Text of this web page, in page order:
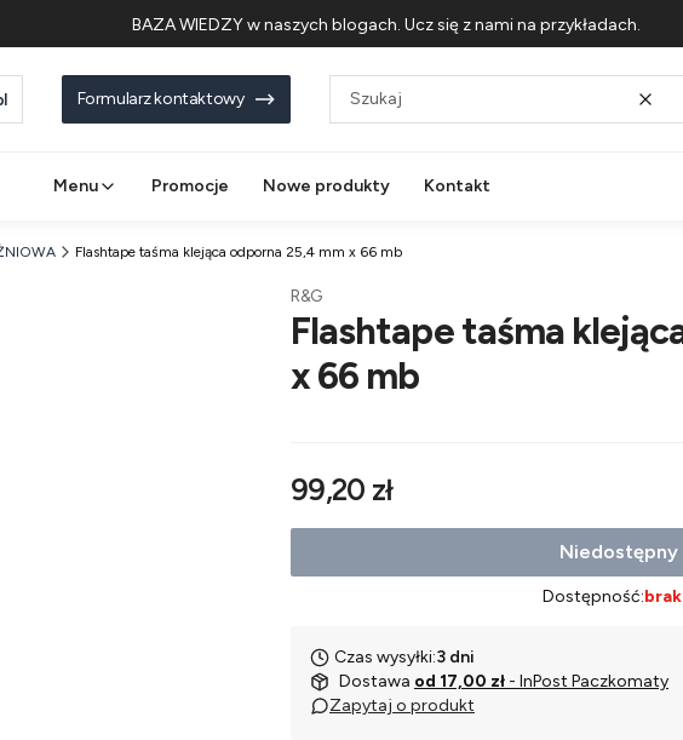
BAZA WIEDZY w naszych blogach. Ucz się z nami na przykładach.
Formularz kontaktowy
Menu Promocje Nowe produkty Kontakt
Flashtape taśma klejąca odporna 25,4 mm x 66 mb
R&G
Flashtape taśma
x 66 mb
Cena
99,20 zł
Niedostępny
Dostępność:
Czas wysyłki:3 dni
Dostawa od 17,00 zł - InPost Paczkomaty
Zapytaj o produkt